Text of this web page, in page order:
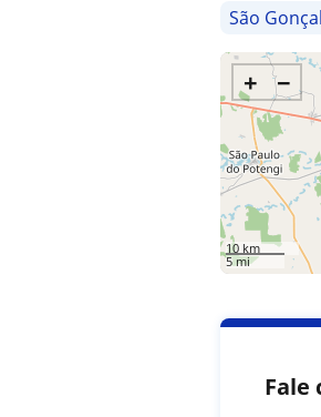
São
+ −
10 km
5 mi
Fale